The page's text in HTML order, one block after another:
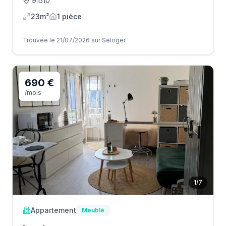
23m²
1 pièce
Trouvée le 21/07/2026 sur Seloger
1/7
690 €
/mois
Appartement Meublé